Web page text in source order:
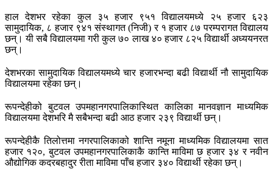
हाल देशभर रहेका कुल ३५ हजार ९५१ विद्यालयमध्ये २५ हजार ६२३
सामुदायिक, ८ हजार ९४१ संस्थागत (निजी) र १ हजार ८७ परम्परागत विद्यालय
छन्। यी सबै विद्यालयमा गरी कुल ७० लाख ४० हजार ८२५ विद्यार्थी अध्ययनरत
छन्।
देशभरका सामुदायिक विद्यालयमध्ये चार हजारभन्दा बढी विद्यार्थी नौ सामुदायिक
विद्यालयमा रहेका छन्।
रूपन्देहीको बुटवल उपमहानगरपालिकास्थित कालिका मानवज्ञान माध्यमिक
विद्यालयमा देशभरि मै सबैभन्दा बढी आठ हजार २३९ विद्यार्थी छन्।
रूपन्देहीकै तिलोत्तमा नगरपालिकाको शान्ति नमूना माध्यमिक विद्यालयमा सात
हजार १२०, बुटवल उपमहानगरपालिकाकै कान्ति माविमा छ हजार ३४ र नवीन
औद्योगिक कदरबहादुर रीता माविमा पाँच हजार ३४० विद्यार्थी रहेका छन्।